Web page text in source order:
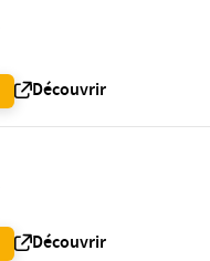
Découvrir
Découvrir